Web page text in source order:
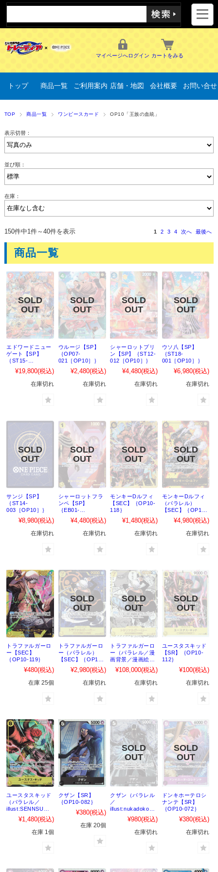
マイページへログイン カートをみる
トップ 商品一覧 ご利用案内 店舗・地図 会社概要 お問い合せ
TOP 商品一覧 ワンピースカード OP10「王族の血統」
表示切替：
並び順：
在庫：
150件中1件～40件を表示 1 2 3 4 次へ 最後へ
商品一覧
エドワードニュー
ゲート【SP】
｛ST15-
002［OP10］｝
¥19,800(税込)
在庫切れ
ウルージ【SP】
｛OP07-
021［OP10］｝
¥2,480(税込)
在庫切れ
シャーロットプリ
ン【SP】｛ST12-
012［OP10］｝
¥4,480(税込)
在庫切れ
ウソ八【SP】
｛ST18-
001［OP10］｝
¥6,980(税込)
在庫切れ
サンジ【SP】
｛ST14-
003［OP10］｝
¥8,980(税込)
在庫切れ
シャーロットフラ
ンペ【SP】
｛EB01-
056［OP10］｝
¥4,480(税込)
在庫切れ
モンキーDルフィ
【SEC】｛OP10-
118｝
¥1,480(税込)
在庫切れ
モンキーDルフィ
（パラレル）
【SEC】｛OP10-
118｝¥4,980(税込)
在庫切れ
トラファルガーロ
ー【SEC】
｛OP10-119｝
¥480(税込)
在庫 25個
トラファルガーロ
ー（パラレル）
【SEC】｛OP10-
119｝¥2,980(税込)
在庫切れ
トラファルガーロ
ー（パラレル／漫
画背景／漫画絵）
【SEC】｛OP10-
119｝
¥108,000(税込)
在庫切れ
ユースタスキッド
【SR】｛OP10-
112｝
¥100(税込)
在庫切れ
ユースタスキッド
（パラレル／
illust:SENNSU）
【SR】｛OP10-
112｝¥1,480(税込)
在庫 1個
クザン【SR】
｛OP10-082｝
¥380(税込)
在庫 20個
クザン（パラレル
／
illust:nukadokomo
gera）【SR】
｛OP10-082｝
¥980(税込)
在庫切れ
ドンキホーテロシ
ナンテ【SR】
｛OP10-072｝
¥380(税込)
在庫切れ